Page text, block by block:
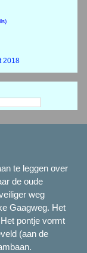
2018
te leggen over
de oude
weg
Gaagweg. Het
pontje vormt
(aan de